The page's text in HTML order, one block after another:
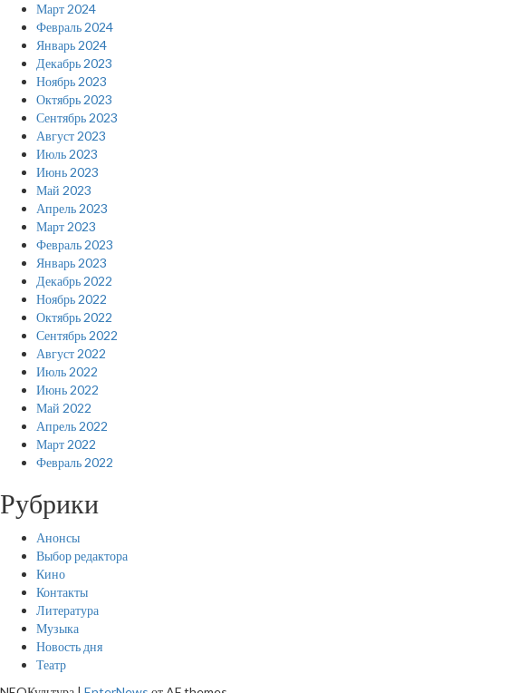
Март 2024
Февраль 2024
Январь 2024
Декабрь 2023
Ноябрь 2023
Октябрь 2023
Сентябрь 2023
Август 2023
Июль 2023
Июнь 2023
Май 2023
Апрель 2023
Март 2023
Февраль 2023
Январь 2023
Декабрь 2022
Ноябрь 2022
Октябрь 2022
Сентябрь 2022
Август 2022
Июль 2022
Июнь 2022
Май 2022
Апрель 2022
Март 2022
Февраль 2022
Рубрики
Анонсы
Выбор редактора
Кино
Контакты
Литература
Музыка
Новость дня
Театр